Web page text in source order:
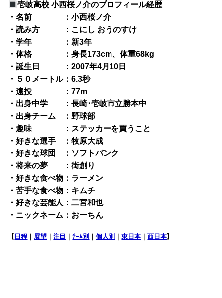
壱岐高校 小西桜ノ介のプロフィール経歴
・名前 ：小西桜ノ介
・読み方 ：こにし おうのすけ
・学年 ：新3年
・体格 ：身長173cm、体重68kg
・誕生日 ：2007年4月10日
・５０メートル：6.3秒
・遠投 ：77m
・出身中学 ：長崎･壱岐市立勝本中
・出身チーム ：野球部
・趣味 ：ステッカーを買うこと
・好きな選手 ：牧原大成
・好きな球団 ：ソフトバンク
・将来の夢 ：街創り
・好きな食べ物：ラーメン
・苦手な食べ物：キムチ
・好きな芸能人：二宮和也
・ニックネーム：おーちん
【 日程 ｜ 展望 ｜注目 ｜ﾁｰﾑ別 ｜個人別 ｜東日本 ｜西日本】